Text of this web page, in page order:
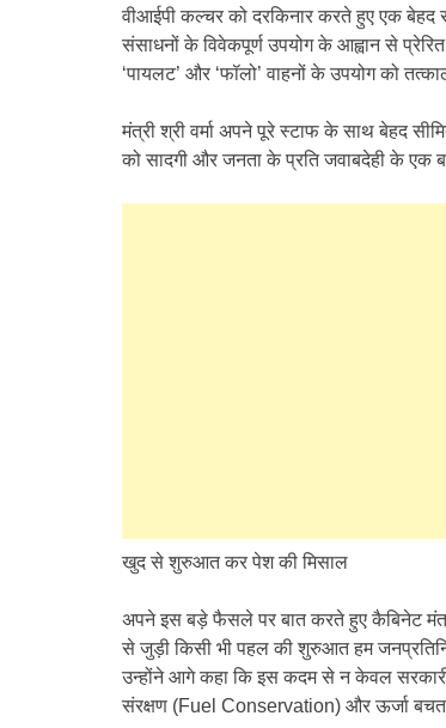
वीआईपी कल्चर को दरकिनार करते हुए एक बेहद
संसाधनों के विवेकपूर्ण उपयोग के आह्वान से
‘पायलट’ और ‘फॉलो’ वाहनों के उपयोग को
मंत्री श्री वर्मा अपने पूरे स्टाफ के साथ बेहद
को सादगी और जनता के प्रति जवाबदेही के एक
​खुद से शुरुआत कर पेश की मिसाल
अपने इस बड़े फैसले पर बात करते हुए कैबिनेट
से जुड़ी किसी भी पहल की शुरुआत हम
उन्होंने आगे कहा कि इस कदम से न केवल सरकारी
संरक्षण (Fuel Conservation) और ऊर्जा बचत